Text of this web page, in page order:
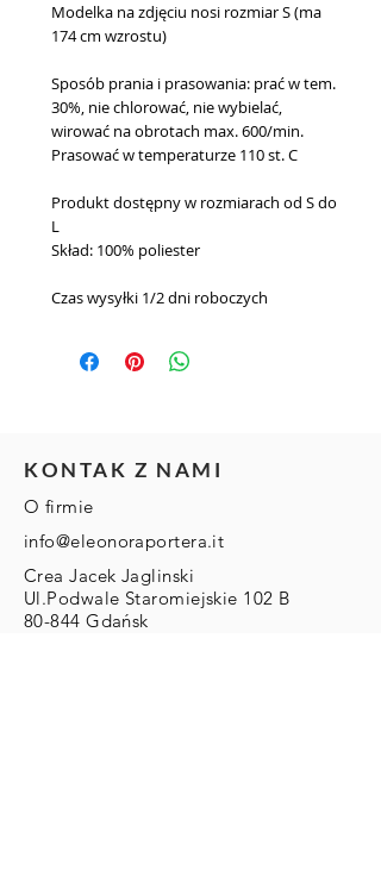
Modelka na zdjęciu nosi rozmiar S (ma
174 cm wzrostu)
Sposób prania i prasowania: prać w tem.
30%, nie chlorować, nie wybielać,
wirować na obrotach max. 600/min.
Prasować w temperaturze 110 st. C
Produkt dostępny w rozmiarach od S do
L
Skład: 100% poliester
Czas wysyłki 1/2 dni roboczych
KONTAK Z NAMI
O firmie
info@eleonoraportera.it
Crea Jacek Jaglinski
Ul.Podwale Staromiejskie 102 B
80-844 Gdańsk